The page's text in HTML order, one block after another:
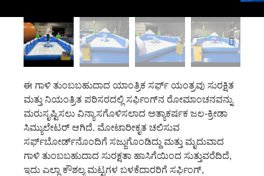
ಈ ಗಾಳಿ ತುಂಬಬಹುದಾದ ಯಾಂತ್ರಿಕ ಸರ್ಫ್ ಯಂತ್ರವು ಸುರಕ್ಷಿತ
ಮತ್ತು ನಿಯಂತ್ರಿತ ಪರಿಸರದಲ್ಲಿ ಸರ್ಫಿಂಗ್‌ನ ರೋಮಾಂಚನವನ್ನು
ಮರುಸೃಷ್ಟಿಸಲು ವಿನ್ಯಾಸಗೊಳಿಸಲಾದ ಅತ್ಯಾಕರ್ಷಕ ಜಲ-ಕ್ರೀಡಾ
ಸಿಮ್ಯುಲೇಟರ್ ಆಗಿದೆ. ಮೋಟಾರೀಕೃತ ಚಲಿಸುವ
ಸರ್ಫ್‌ಬೋರ್ಡ್‌ನೊಂದಿಗೆ ಸಜ್ಜುಗೊಂಡಿದ್ದು ಮತ್ತು ಮೃದುವಾದ
ಗಾಳಿ ತುಂಬಬಹುದಾದ ಸುರಕ್ಷತಾ ಹಾಸಿಗೆಯಿಂದ ಸುತ್ತುವರೆದಿದೆ,
ಇದು ಎಲ್ಲಾ ಕೌಶಲ್ಯ ಮಟ್ಟಗಳ ಬಳಕೆದಾರರಿಗೆ ಸರ್ಫಿಂಗ್,